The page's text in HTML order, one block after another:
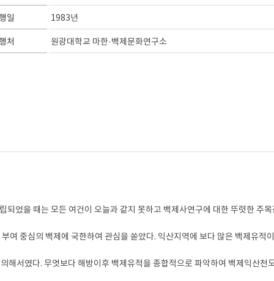
일 1983년
처 원광대학교 마한·백제문화연구소
었을 때는 모든 여건이 오늘과 같지 못하고 백제사연구에 대한 뚜렷한 주
여 중심의 백제에 국한하여 관심을 쏟았다. 익산지역에 보다 많은 백제유적
해서였다. 무엇보다 해방이후 백제유적을 종합적으로 파악하여 백제익산천